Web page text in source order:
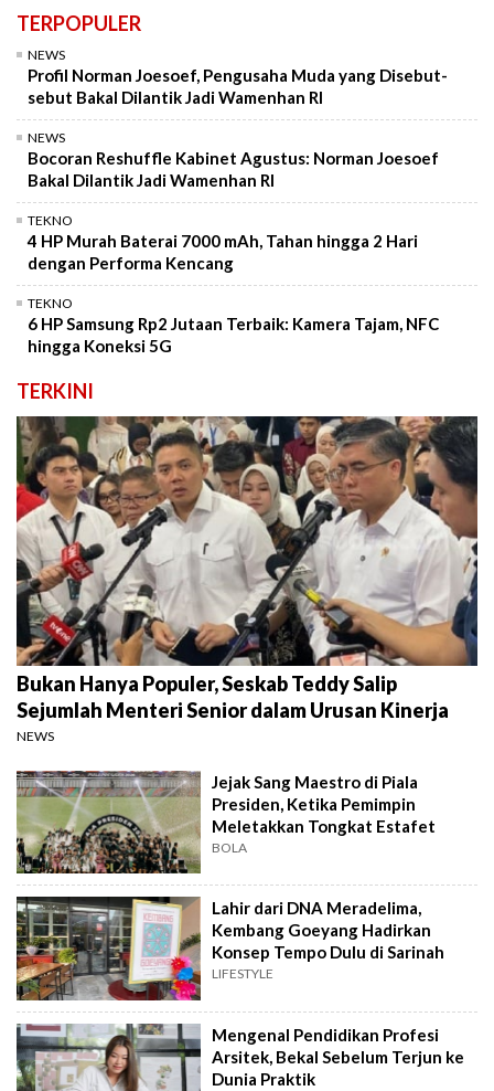
TERPOPULER
NEWS
Profil Norman Joesoef, Pengusaha Muda yang Disebut-
sebut Bakal Dilantik Jadi Wamenhan RI
NEWS
Bocoran Reshuffle Kabinet Agustus: Norman Joesoef
Bakal Dilantik Jadi Wamenhan RI
TEKNO
4 HP Murah Baterai 7000 mAh, Tahan hingga 2 Hari
dengan Performa Kencang
TEKNO
6 HP Samsung Rp2 Jutaan Terbaik: Kamera Tajam, NFC
hingga Koneksi 5G
TERKINI
Bukan Hanya Populer, Seskab Teddy Salip
Sejumlah Menteri Senior dalam Urusan Kinerja
NEWS
Jejak Sang Maestro di Piala
Presiden, Ketika Pemimpin
Meletakkan Tongkat Estafet
BOLA
Lahir dari DNA Meradelima,
Kembang Goeyang Hadirkan
Konsep Tempo Dulu di Sarinah
LIFESTYLE
Mengenal Pendidikan Profesi
Arsitek, Bekal Sebelum Terjun ke
Dunia Praktik